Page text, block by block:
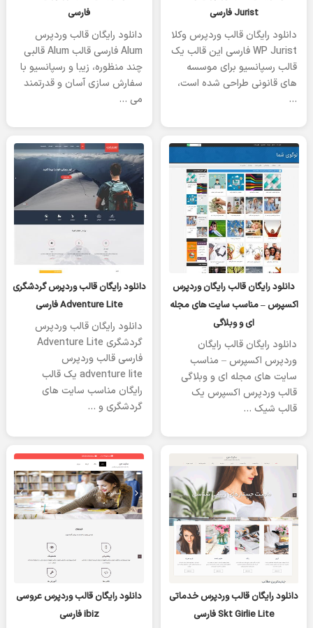
Jurist فارسی
دانلود رایگان قالب وردپرس وکلا
WP Jurist فارسی این قالب یک
قالب رسپانسیو برای موسسه
های قانونی طراحی شده است،
…
فارسی
دانلود رایگان قالب وردپرس
Alum فارسی قالب Alum قالبی
چند منظوره، زیبا و رسپانسیو با
سفارش سازی آسان و قدرتمند
می …
یکشنبه 08 ژانویه 2023
دانلود رایگان قالب رایگان وردپرس
اکسپرس – مناسب سایت های مجله
ای و وبلاگی
دانلود رایگان قالب رایگان
وردپرس اکسپرس – مناسب
سایت های مجله ای و وبلاگی
قالب وردپرس اکسپرس یک
قالب شیک …
یکشنبه 08 ژانویه 2023
دانلود رایگان قالب وردپرس گردشگری
Adventure Lite فارسی
دانلود رایگان قالب وردپرس
گردشگری Adventure Lite
فارسی قالب وردپرس
adventure lite یک قالب
رایگان مناسب سایت های
گردشگری و …
یکشنبه 08 ژانویه 2023
دانلود رایگان قالب وردپرس خدماتی
Skt Girlie Lite فارسی
یکشنبه 08 ژانویه 2023
دانلود رایگان قالب وردپرس عروسی
ibiz فارسی